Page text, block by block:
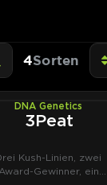
4Sorten
PHOTOFEM
DNA Genetics
3Peat
Kush-Linien, zwei
Award-Gewinner, ein